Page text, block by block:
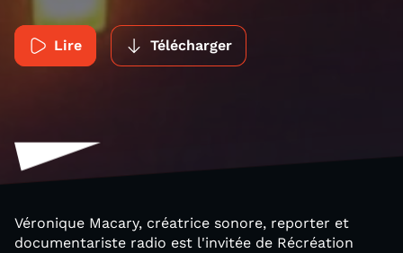
Lire Télécharger
Véronique Macary, créatrice sonore, reporter et
documentariste radio est l'invitée de Récréation